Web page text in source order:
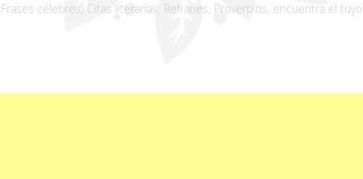
Frases célebres, Citas literarias, Refranes, Proverbios, encuentra el tuyo